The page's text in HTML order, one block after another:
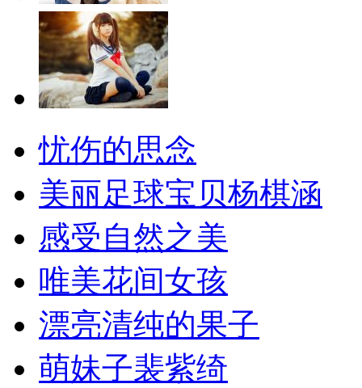
忧伤的思念
美丽足球宝贝杨棋涵
感受自然之美
唯美花间女孩
漂亮清纯的果子
萌妹子裴紫绮